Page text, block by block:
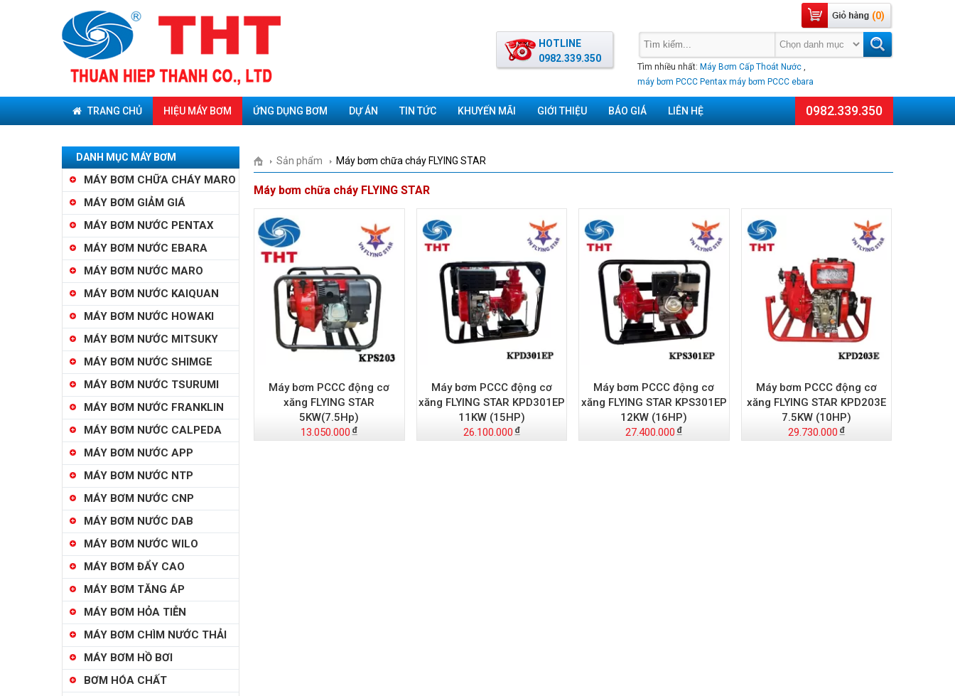
(0)
Tìm nhiều nhất: Máy Bơm Cấp Thoát Nước ,
máy bơm PCCC Pentax máy bơm PCCC ebara
HOTLINE
0982.339.350
TRANG CHỦ HIỆU MÁY BƠM ỨNG DỤNG BƠM DỰ ÁN TIN TỨC KHUYẾN MÃI GIỚI THIỆU BÁO GIÁ LIÊN HỆ 0982.339.350
DANH MỤC MÁY BƠM
MÁY BƠM CHỮA CHÁY MARO
MÁY BƠM GIẢM GIÁ
MÁY BƠM NƯỚC PENTAX
MÁY BƠM NƯỚC EBARA
MÁY BƠM NƯỚC MARO
MÁY BƠM NƯỚC KAIQUAN
MÁY BƠM NƯỚC HOWAKI
MÁY BƠM NƯỚC MITSUKY
MÁY BƠM NƯỚC SHIMGE
MÁY BƠM NƯỚC TSURUMI
MÁY BƠM NƯỚC FRANKLIN
MÁY BƠM NƯỚC CALPEDA
MÁY BƠM NƯỚC APP
MÁY BƠM NƯỚC NTP
MÁY BƠM NƯỚC CNP
MÁY BƠM NƯỚC DAB
MÁY BƠM NƯỚC WILO
MÁY BƠM ĐẨY CAO
MÁY BƠM TĂNG ÁP
MÁY BƠM HỎA TIỄN
MÁY BƠM CHÌM NƯỚC THẢI
MÁY BƠM HỒ BƠI
BƠM HÓA CHẤT
Sản phẩm Máy bơm chữa cháy FLYING STAR
Máy bơm chữa cháy FLYING STAR
Máy bơm PCCC động cơ
xăng FLYING STAR
5KW(7.5Hp)
13.050.000
Máy bơm PCCC động cơ
xăng FLYING STAR KPD301EP
11KW (15HP)
26.100.000
Máy bơm PCCC động cơ
xăng FLYING STAR KPS301EP
12KW (16HP)
27.400.000
Máy bơm PCCC động cơ
xăng FLYING STAR KPD203E
7.5KW (10HP)
29.730.000